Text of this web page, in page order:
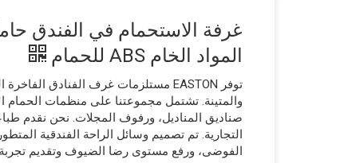
غرفة الاستحمام في الفندق
المواد الخام ABS للحمام
والمتينة. تشتمل مجموعتنا على منظمات الحمام
صناديق المناديل، ورفوف المجلات. نحن نقدم
التجارية. تم تصميم وسائل الراحة الفندقية
الفوضى، ورفع مستوى رضا الضيوف وتقديم